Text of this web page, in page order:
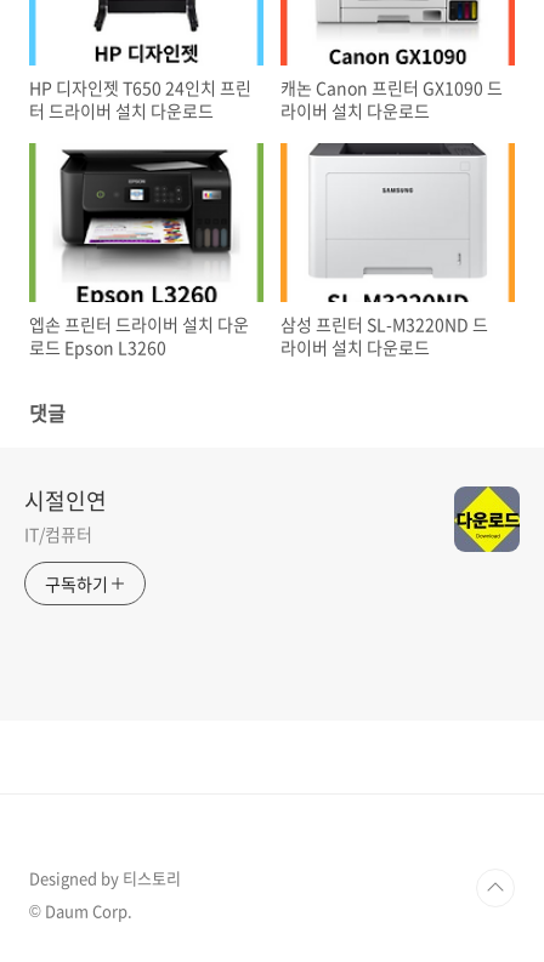
HP 디자인젯 T650 24인치 프린
터 드라이버 설치 다운로드
캐논 Canon 프린터 GX1090 드
라이버 설치 다운로드
엡손 프린터 드라이버 설치 다운
로드 Epson L3260
삼성 프린터 SL-M3220ND 드
라이버 설치 다운로드
댓글
시절인연
IT/컴퓨터
구독하기
Designed by 티스토리
© Daum Corp.